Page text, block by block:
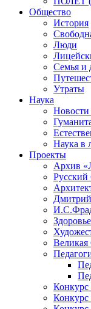
Общество
История
Люди
Семья и
Утраты
Наука
Наука в
Проекты
Архив
Русский
Здоровье
Великая
Конкурс
Конкурс